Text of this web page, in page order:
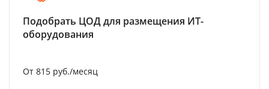
Подобрать ЦОД для размещения ИТ-
оборудования
От 815 руб./месяц